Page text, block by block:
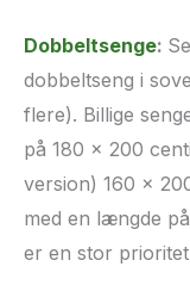
Dobbeltsenge:
dobbeltseng i
flere). Billige
på 180 x 200
version) 160 x
med en længde
er en stor